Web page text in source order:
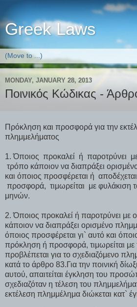
Greek Laws
MONDAY, JANUARY 28, 2013
Ποινικός Κώδικας -
Πρόκληση και προσφορά για την
πλημμελήματος
1. Όποιος προκαλεί ή παροτρύνει
τρόπο κάποιον να διαπράξει
και όποιος προσφέρεται ή
προσφορά, τιμωρείται με φυλάκιση
μηνών.
2. Όποιος προκαλεί ή παροτρύνει με
κάποιον να διαπράξει ορισμένο
όποιος προσφέρεται γι` αυτό και
πρόκληση ή προσφορά, τιμωρείται με
προβλέπεται για το σχεδιαζόμενο
κατά το άρθρο 83.Για την ποινική
αυτού, απαιτείται έγκληση του
σχεδιαζόταν η τέλεση του
εκτέλεση πλημμέλημα διώκεται κατ`